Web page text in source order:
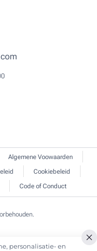
Algemene Voowaarden
Cookiebeleid
Code of Conduct
personalisatie- en